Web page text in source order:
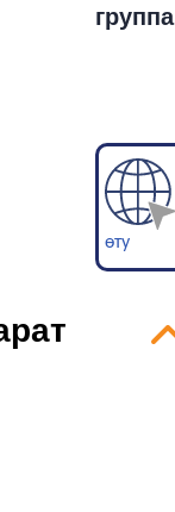
группа
өту